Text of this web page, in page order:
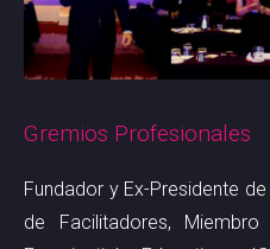
Gremios Profesionales
Fundador y Ex-Presidente de
de Facilitadores,